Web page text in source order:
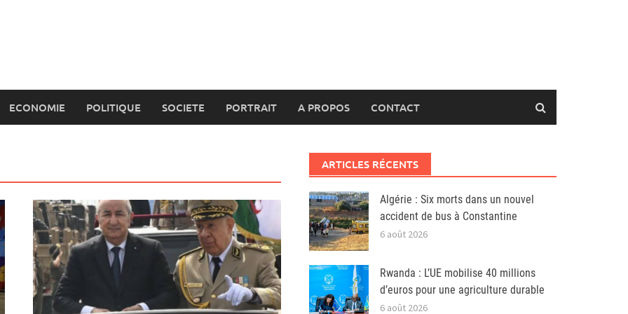
ECONOMIE POLITIQUE SOCIETE PORTRAIT A PROPOS CONTACT
ARTICLES RÉCENTS
Algérie : Six morts dans un nouvel
accident de bus à Constantine
6 août 2026
Rwanda : L’UE mobilise 40 millions
d’euros pour une agriculture durable
6 août 2026